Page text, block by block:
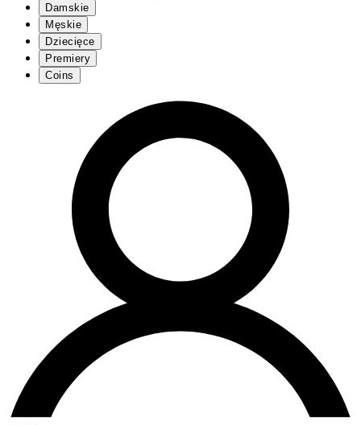
Damskie
Męskie
Dziecięce
Premiery
Coins